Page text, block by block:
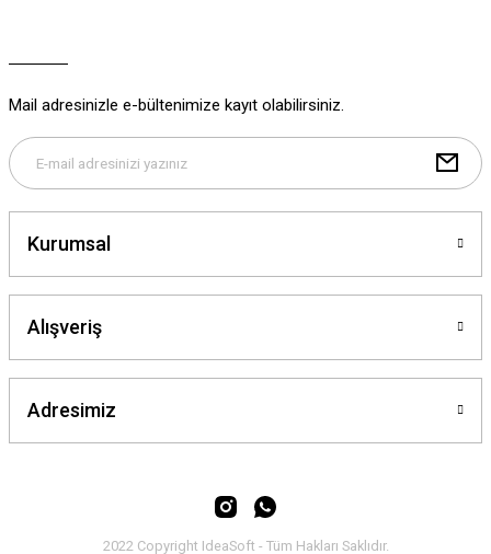
Bu ürüne benzer farklı alternatifler olmalı.
Mail adresinizle e-bültenimize kayıt olabilirsiniz.
Kurumsal
Alışveriş
Adresimiz
2022 Copyright IdeaSoft - Tüm Hakları Saklıdır.